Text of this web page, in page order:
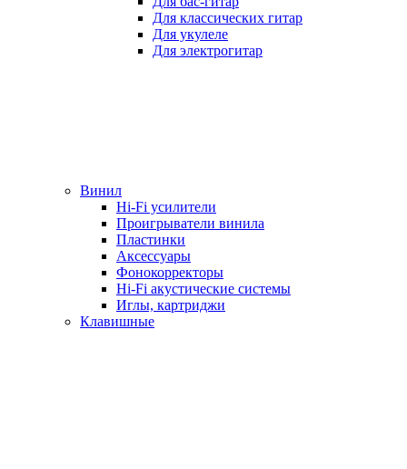
Для классических гитар
Для укулеле
Для электрогитар
Винил
Hi-Fi усилители
Проигрыватели винила
Пластинки
Аксессуары
Фонокорректоры
Hi-Fi акустические системы
Иглы, картриджи
Клавишные